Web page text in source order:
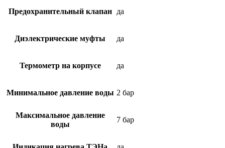
Предохранительный клапан да
Диэлектрические муфты да
Термометр на корпусе да
Минимальное давление воды 2 бар
Максимальное давление
воды
7 бар